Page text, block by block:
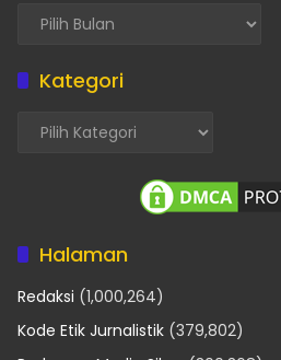
Arsip
Media
Kategori
Kategori
Halaman
Redaksi (1,000,264)
Kode Etik Jurnalistik (379,802)